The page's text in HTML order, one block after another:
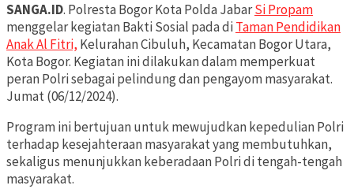
SANGA.ID. Polresta Bogor Kota Polda JabarSi Propam
menggelar kegiatan Bakti Sosial pada diTaman Pendidikan
Anak Al Fitri, Kelurahan Cibuluh, Kecamatan Bogor Utara,
Kota Bogor. Kegiatan ini dilakukan dalam memperkuat
peran Polri sebagai pelindung dan pengayom masyarakat.
Jumat (06/12/2024).
Program ini bertujuan untuk mewujudkan kepedulian Polri
terhadap kesejahteraan masyarakat yang membutuhkan,
sekaligus menunjukkan keberadaan Polri di tengah-tengah
masyarakat.